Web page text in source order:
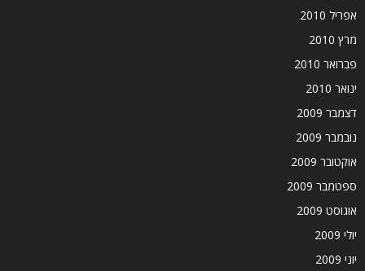
אפריל 2010
מרץ 2010
פברואר 2010
ינואר 2010
דצמבר 2009
נובמבר 2009
אוקטובר 2009
ספטמבר 2009
אוגוסט 2009
יולי 2009
יוני 2009